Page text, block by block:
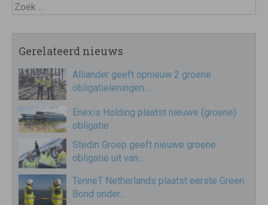
Zoek
Gerelateerd nieuws
Alliander geeft opnieuw 2 groene
obligatieleningen…
Enexis Holding plaatst nieuwe (groene)
obligatie
Stedin Groep geeft nieuwe groene
obligatie uit van…
TenneT Netherlands plaatst eerste Green
Bond onder…